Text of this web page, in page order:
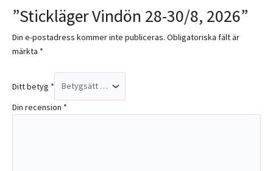
”Stickläger Vindön 28-30/8, 2026”
Din e-postadress kommer inte publiceras. Obligatoriska fält är
märkta *
Ditt betyg *
Din recension *